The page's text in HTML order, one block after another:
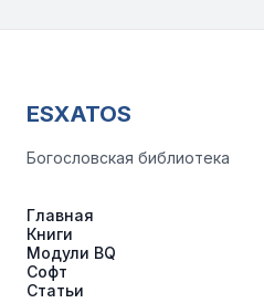
ESXATOS
Богословская библиотека
Главная
Книги
Модули BQ
Софт
Статьи